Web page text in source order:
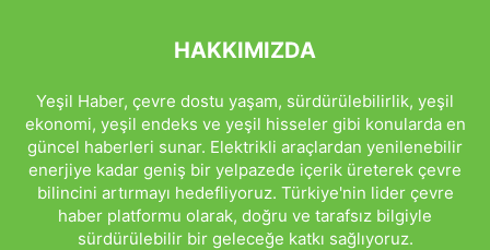
HAKKIMIZDA
Yeşil Haber, çevre dostu yaşam, sürdürülebilirlik, yeşil
ekonomi, yeşil endeks ve yeşil hisseler gibi konularda en
güncel haberleri sunar. Elektrikli araçlardan yenilenebilir
enerjiye kadar geniş bir yelpazede içerik üreterek çevre
bilincini artırmayı hedefliyoruz. Türkiye'nin lider çevre
haber platformu olarak, doğru ve tarafsız bilgiyle
sürdürülebilir bir geleceğe katkı sağlıyoruz.